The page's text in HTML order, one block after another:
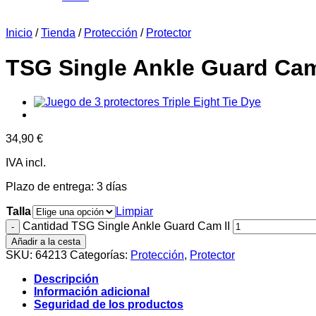
Inicio / Tienda / Protección / Protector
TSG Single Ankle Guard
34,90 €
IVA incl.
Plazo de entrega: 3 días
Talla
Limpiar
Cantidad TSG Single Ankle Guard Cam II
Añadir a la cesta
SKU: 64213 Categorías: Protección, Protector
Descripción
Información adicional
Seguridad de los productos